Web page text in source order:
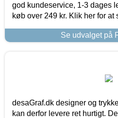
god kundeservice, 1-3 dages
køb over 249 kr. Klik her for at
Se udvalget på
desaGraf.dk designer og
kan derfor levere ret hurtigt.